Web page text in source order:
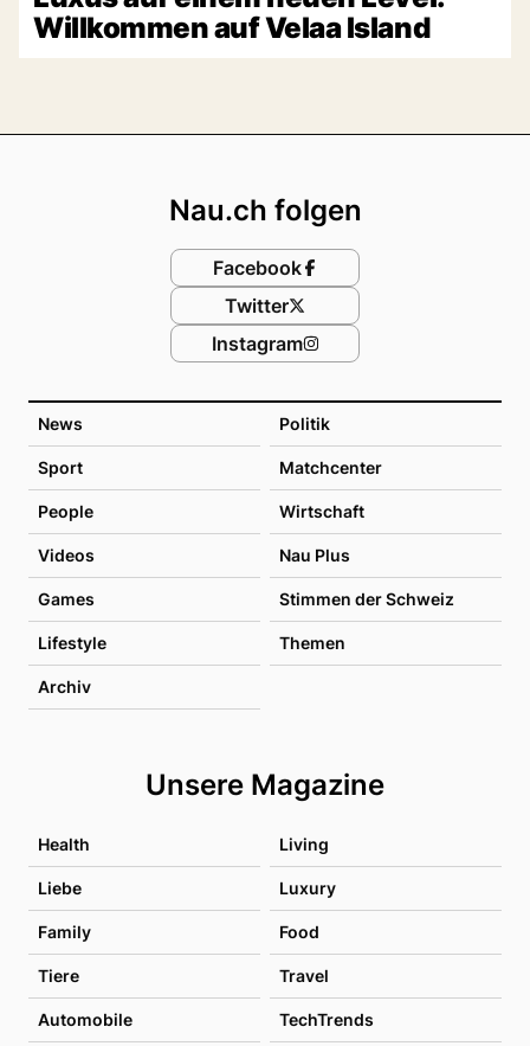
Willkommen auf Velaa Island
News Politik
Sport Matchcenter
People Wirtschaft
Videos Nau Plus
Games Stimmen der Schweiz
Lifestyle Themen
Archiv
Unsere Magazine
Health Living
Liebe Luxury
Family Food
Tiere Travel
Automobile TechTrends
Nau.ch folgen
Facebook
Twitter
Instagram